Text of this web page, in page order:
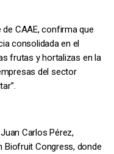
CAAE, confirma que
consolidada en el
frutas y hortalizas en la
del sector
Carlos Pérez,
Biofruit Congress, donde